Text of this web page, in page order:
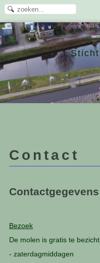
Contact
Contactgegevens
Bezoek
De molen is gratis te
- zaterdagmiddagen